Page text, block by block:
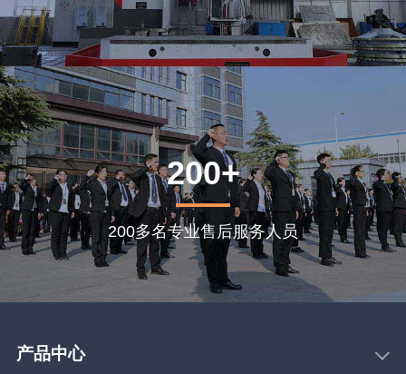
200+
200多名专业售后服务人员
产品中心